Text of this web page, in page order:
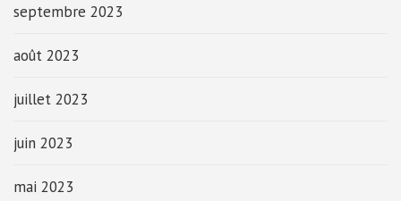
septembre 2023
août 2023
juillet 2023
juin 2023
mai 2023